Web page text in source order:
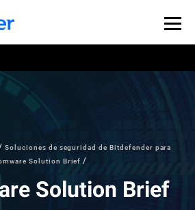
Soluciones de seguridad de Bitdefender para
Solution Brief
Solution Brief